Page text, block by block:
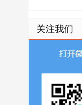
关注我们